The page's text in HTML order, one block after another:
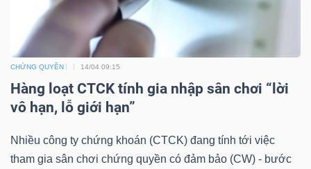
CHỨNG QUYỀN 14/04 09:15
Hàng loạt CTCK tính gia nhập sân chơi “lời
vô hạn, lỗ giới hạn”
Nhiều công ty chứng khoán (CTCK) đang tính tới việc
tham gia sân chơi chứng quyền có đảm bảo (CW) - bước
THÔNG
TIN
DỊCH
TRUYỀN